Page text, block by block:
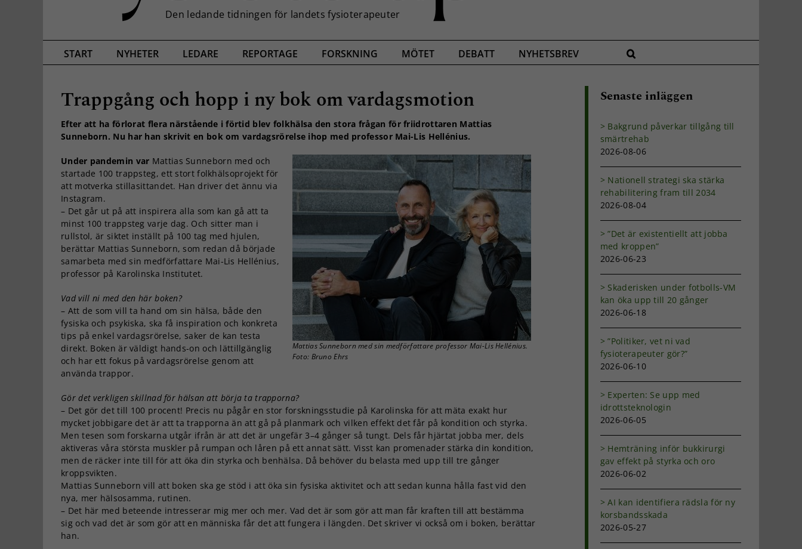
START NYHETER LEDARE REPORTAGE FORSKNING MÖTET DEBATT NYHETSBREV
Trappgång och hopp i ny bok om vardagsmotion
Efter att ha förlorat flera närstående i förtid blev folkhälsa den stora frågan för friidrottaren Mattias
Sunneborn. Nu har han skrivit en bok om vardagsrörelse ihop med professor Mai-Lis Hellénius.
Mattias Sunneborn med sin medförfattare professor Mai-Lis Hellénius.
Foto: Bruno Ehrs
Under pandemin var Mattias Sunneborn med och
startade 100 trappsteg, ett stort folkhälsoprojekt för
att motverka stillasittandet. Han driver det ännu via
Instagram.
– Det går ut på att inspirera alla som kan gå att ta
minst 100 trappsteg varje dag. Och sitter man i
rullstol, är siktet inställt på 100 tag med hjulen,
berättar Mattias Sunneborn, som redan då började
samarbeta med sin medförfattare Mai-Lis Hellénius,
professor på Karolinska Institutet.
Vad vill ni med den här boken?
– Att de som vill ta hand om sin hälsa, både den
fysiska och psykiska, ska få inspiration och konkreta
tips på enkel vardagsrörelse, saker de kan testa
direkt. Boken är väldigt hands-on och lättillgänglig
och har ett fokus på vardagsrörelse genom att
använda trappor.
Gör det verkligen skillnad för hälsan att börja ta trapporna?
– Det gör det till 100 procent! Precis nu pågår en stor forskningsstudie på Karolinska för att mäta exakt hur
mycket jobbigare det är att ta trapporna än att gå på planmark och vilken effekt det får på kondition och styrka.
Men tesen som forskarna utgår ifrån är att det är ungefär 3–4 gånger så tungt. Dels får hjärtat jobba mer, dels
aktiveras våra största muskler på rumpan och låren på ett annat sätt. Visst kan promenader stärka din kondition,
men de räcker inte till för att öka din styrka och benhälsa. Då behöver du belasta med upp till tre gånger
kroppsvikten.
Mattias Sunneborn vill att boken ska ge stöd i att öka sin fysiska aktivitet och att sedan kunna hålla fast vid den
nya, mer hälsosamma, rutinen.
– Det här med beteende intresserar mig mer och mer. Vad det är som gör att man får kraften till att bestämma
sig och vad det är som gör att en människa får det att fungera i längden. Det skriver vi också om i boken, berättar
han.
Senaste inläggen
Bakgrund påverkar tillgång till
smärtrehab
2026-08-06
Nationell strategi ska stärka
rehabilitering fram till 2034
2026-08-04
”Det är existentiellt att jobba
med kroppen”
2026-06-23
Skaderisken under fotbolls-VM
kan öka upp till 20 gånger
2026-06-18
”Politiker, vet ni vad
fysioterapeuter gör?”
2026-06-10
Experten: Se upp med
idrottsteknologin
2026-06-05
Hemträning inför bukkirurgi
gav effekt på styrka och oro
2026-06-02
AI kan identifiera rädsla för ny
korsbandsskada
2026-05-27